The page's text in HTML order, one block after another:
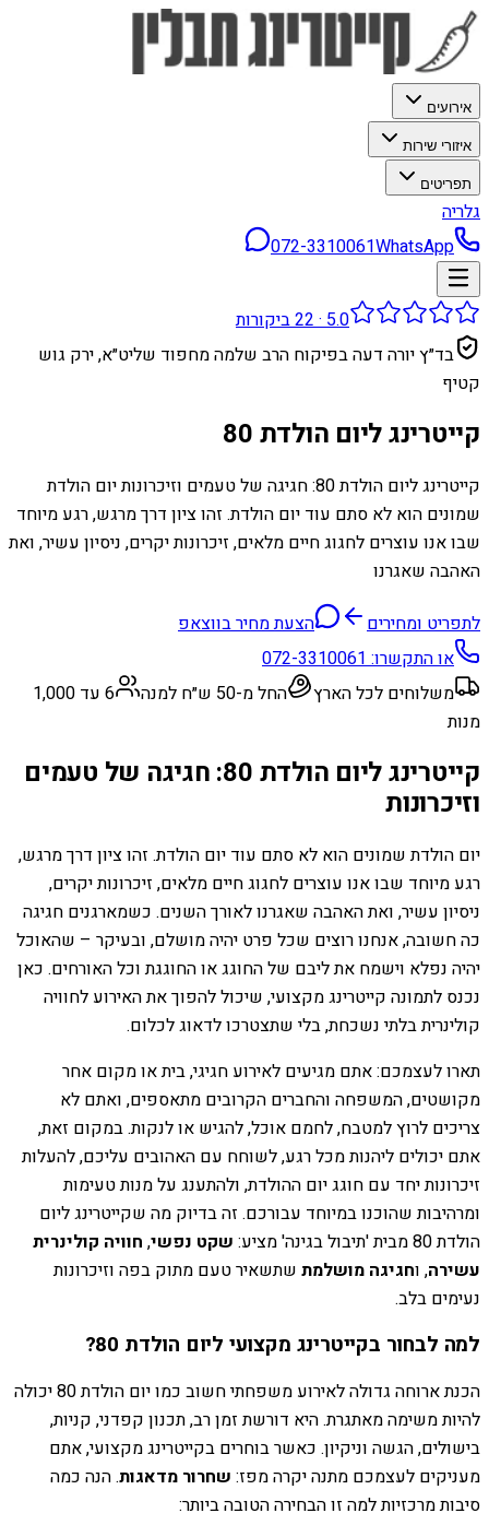
אירועים
איזורי שירות
תפריטים
גלריה
072-3310061WhatsApp
5.0
·
22ביקורות
בד״ץ יורה דעה בפיקוח הרב שלמה מחפוד שליט״א, ירק גוש
קטיף
קייטרינג ליום הולדת 80
קייטרינג ליום הולדת 80: חגיגה של טעמים וזיכרונות יום הולדת
שמונים הוא לא סתם עוד יום הולדת. זהו ציון דרך מרגש, רגע מיוחד
שבו אנו עוצרים לחגוג חיים מלאים, זיכרונות יקרים, ניסיון עשיר, ואת
האהבה שאגרנו
לתפריט ומחירים
הצעת מחיר בווצאפ
או התקשרו:072-3310061
משלוחים לכל הארץ
החל מ-50 ש״ח למנה
6 עד 1,000
מנות
קייטרינג ליום הולדת 80: חגיגה של טעמים
וזיכרונות
יום הולדת שמונים הוא לא סתם עוד יום הולדת. זהו ציון דרך מרגש,
רגע מיוחד שבו אנו עוצרים לחגוג חיים מלאים, זיכרונות יקרים,
ניסיון עשיר, ואת האהבה שאגרנו לאורך השנים. כשמארגנים חגיגה
כה חשובה, אנחנו רוצים שכל פרט יהיה מושלם, ובעיקר – שהאוכל
יהיה נפלא וישמח את ליבם של החוגג או החוגגת וכל האורחים. כאן
נכנס לתמונה קייטרינג מקצועי, שיכול להפוך את האירוע לחוויה
קולינרית בלתי נשכחת, בלי שתצטרכו לדאוג לכלום.
תארו לעצמכם: אתם מגיעים לאירוע חגיגי, בית או מקום אחר
מקושטים, המשפחה והחברים הקרובים מתאספים, ואתם לא
צריכים לרוץ למטבח, לחמם אוכל, להגיש או לנקות. במקום זאת,
אתם יכולים ליהנות מכל רגע, לשוחח עם האהובים עליכם, להעלות
זיכרונות יחד עם חוגג יום ההולדת, ולהתענג על מנות טעימות
ומרהיבות שהוכנו במיוחד עבורכם. זה בדיוק מה שקייטרינג ליום
הולדת 80 מבית 'תיבול בגינה' מציע:
שקט נפשי, חוויה קולינרית
עשירה, וחגיגה מושלמת שתשאיר טעם מתוק בפה וזיכרונות
נעימים בלב.
למה לבחור בקייטרינג מקצועי ליום הולדת 80?
הכנת ארוחה גדולה לאירוע משפחתי חשוב כמו יום הולדת 80 יכולה
להיות משימה מאתגרת. היא דורשת זמן רב, תכנון קפדני, קניות,
בישולים, הגשה וניקיון. כאשר בוחרים בקייטרינג מקצועי, אתם
מעניקים לעצמכם מתנה יקרה מפז: שחרור מדאגות. הנה כמה
סיבות מרכזיות למה זו הבחירה הטובה ביותר: